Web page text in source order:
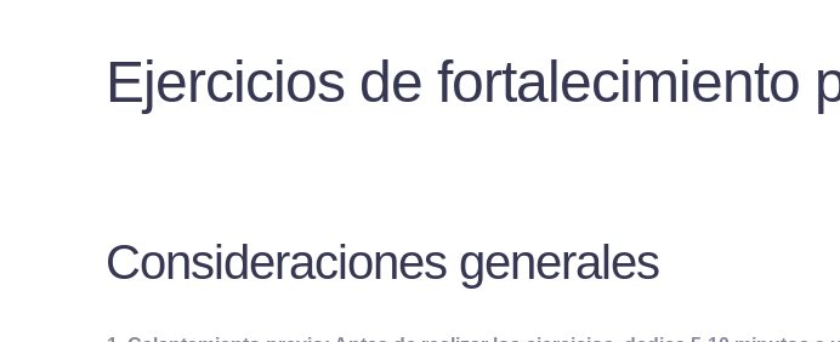
Ejercicios de fortalecimiento
Consideraciones generales